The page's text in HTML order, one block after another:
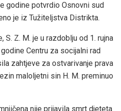
godine potvrdio Osnovni sud
je iz Tužiteljstva Distrikta.
S. Z. M. je u razdoblju od 1. rujna
Centru za socijalni rad
zahtjeve za ostvarivanje prava
maloljetni sin H. M. preminuo
nije prijavila smrt djeteta